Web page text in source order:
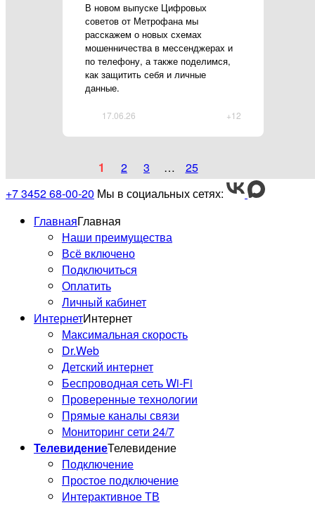
В новом выпуске Цифровых
советов от Метрофана мы
расскажем о новых схемах
мошенничества в мессенджерах и
по телефону, а также поделимся,
как защитить себя и личные
данные.
+12
17.06.26
1 2 3 …
25
+7 3452 68-00-20 Мы в социальных сетях:
ГлавнаяГлавная
Наши преимущества
Всё включено
Подключиться
Оплатить
Личный кабинет
ИнтернетИнтернет
Максимальная скорость
Dr.Web
Детский интернет
Беспроводная сеть Wi-Fi
Проверенные технологии
Прямые каналы связи
Мониторинг сети 24/7
ТелевидениеТелевидение
Подключение
Простое подключение
Интерактивное ТВ